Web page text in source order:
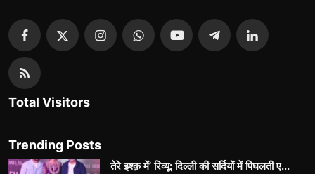
Total Visitors
Trending Posts
तेरे इश्क़ में’ रिव्यू: दिल्ली की सर्दियों में पिघलती ए...